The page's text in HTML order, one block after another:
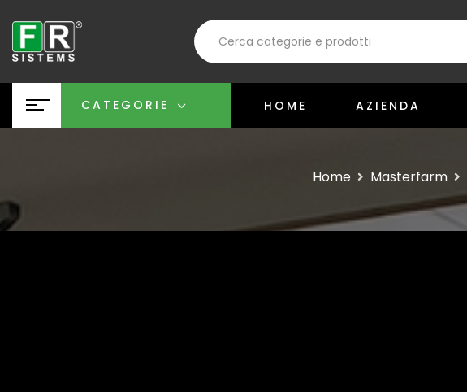
CATEGORIE HOME AZIENDA
Home Masterfarm